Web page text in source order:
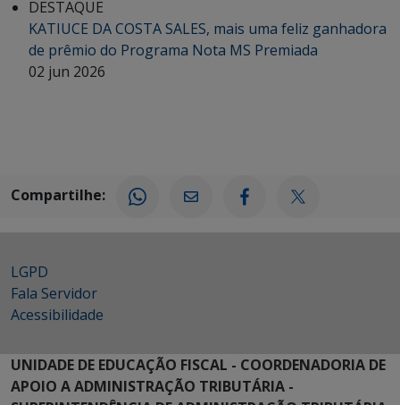
DESTAQUE
KATIUCE DA COSTA SALES, mais uma feliz ganhadora
de prêmio do Programa Nota MS Premiada
02 jun 2026
Compartilhe:
LGPD
Fala Servidor
Acessibilidade
UNIDADE DE EDUCAÇÃO FISCAL - COORDENADORIA DE
APOIO A ADMINISTRAÇÃO TRIBUTÁRIA -